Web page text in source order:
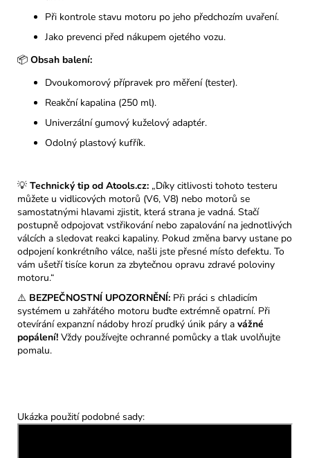
Při kontrole stavu motoru po jeho předchozím uvaření.
Jako prevenci před nákupem ojetého vozu.
📦 Obsah balení:
Dvoukomorový přípravek pro měření (tester).
Reakční kapalina (250 ml).
Univerzální gumový kuželový adaptér.
Odolný plastový kufřík.
💡 Technický tip od Atools.cz: „Díky citlivosti tohoto testeru
můžete u vidlicových motorů (V6, V8) nebo motorů se
samostatnými hlavami zjistit, která strana je vadná. Stačí
postupně odpojovat vstřikování nebo zapalování na jednotlivých
válcích a sledovat reakci kapaliny. Pokud změna barvy ustane po
odpojení konkrétního válce, našli jste přesné místo defektu. To
vám ušetří tisíce korun za zbytečnou opravu zdravé poloviny
motoru.“
⚠️ BEZPEČNOSTNÍ UPOZORNĚNÍ: Při práci s chladicím
systémem u zahřátého motoru buďte extrémně opatrní. Při
otevírání expanzní nádoby hrozí prudký únik páry a vážné
popálení! Vždy používejte ochranné pomůcky a tlak uvolňujte
pomalu.
Ukázka použití podobné sady: